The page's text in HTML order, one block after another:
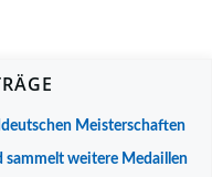
Meisterschaften
weitere Medaillen